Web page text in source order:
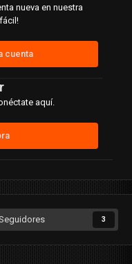
nueva en nuestra
cuenta
aquí.
3